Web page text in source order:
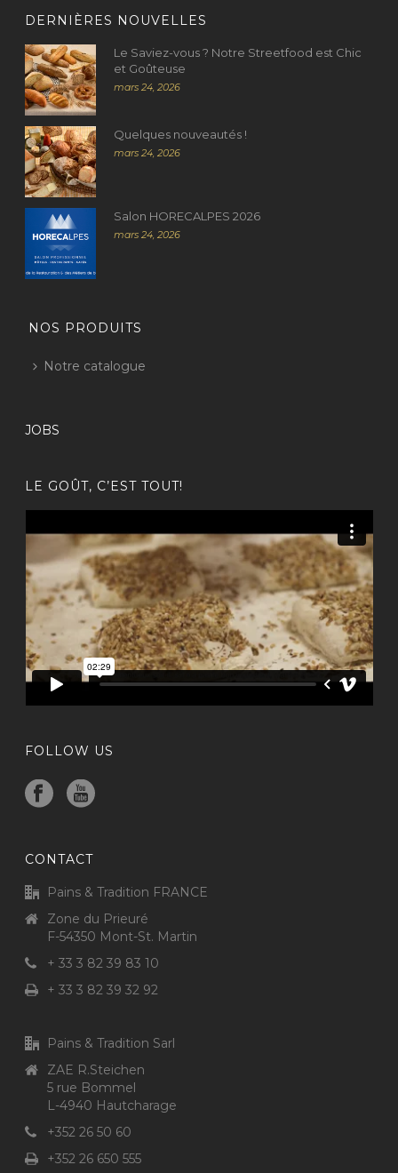
DERNIÈRES NOUVELLES
Le Saviez-vous ? Notre Streetfood est Chic
et Goûteuse
mars 24, 2026
Quelques nouveautés !
mars 24, 2026
Salon HORECALPES 2026
mars 24, 2026
NOS PRODUITS
Notre catalogue
JOBS
LE GOÛT, C’EST TOUT!
FOLLOW US
CONTACT
Pains & Tradition FRANCE
Zone du Prieuré
F-54350 Mont-St. Martin
+ 33 3 82 39 83 10
+ 33 3 82 39 32 92
Pains & Tradition Sarl
ZAE R.Steichen
5 rue Bommel
L-4940 Hautcharage
+352 26 50 60
+352 26 650 555